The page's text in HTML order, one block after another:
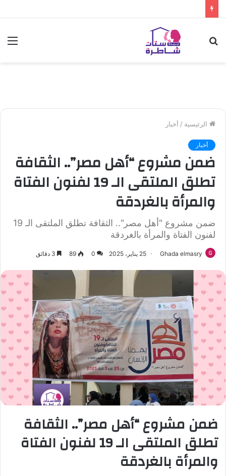
الرئيسية / أخبار
أخبار
ضمن مشروع “أهل مصر”.. الثقافة
تطلق الملتقى الـ 19 لفنون الفتاة
والمرأة بالغردقة
ضمن مشروع "أهل مصر".. الثقافة تطلق الملتقى الـ 19
لفنون الفتاة والمرأة بالغردقة
Ghada elmasry 25 يناير، 2025 0
89
ضمن مشروع “أهل مصر”.. الثقافة
تطلق الملتقى الـ 19 لفنون الفتاة
والمرأة بالغردقة